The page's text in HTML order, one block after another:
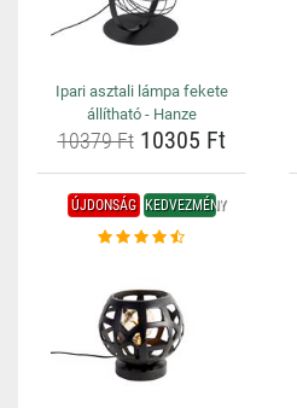
Ipari asztali lámpa fekete
állítható - Hanze
10379 Ft10305 Ft
ÚJDONSÁG KEDVEZMÉNY